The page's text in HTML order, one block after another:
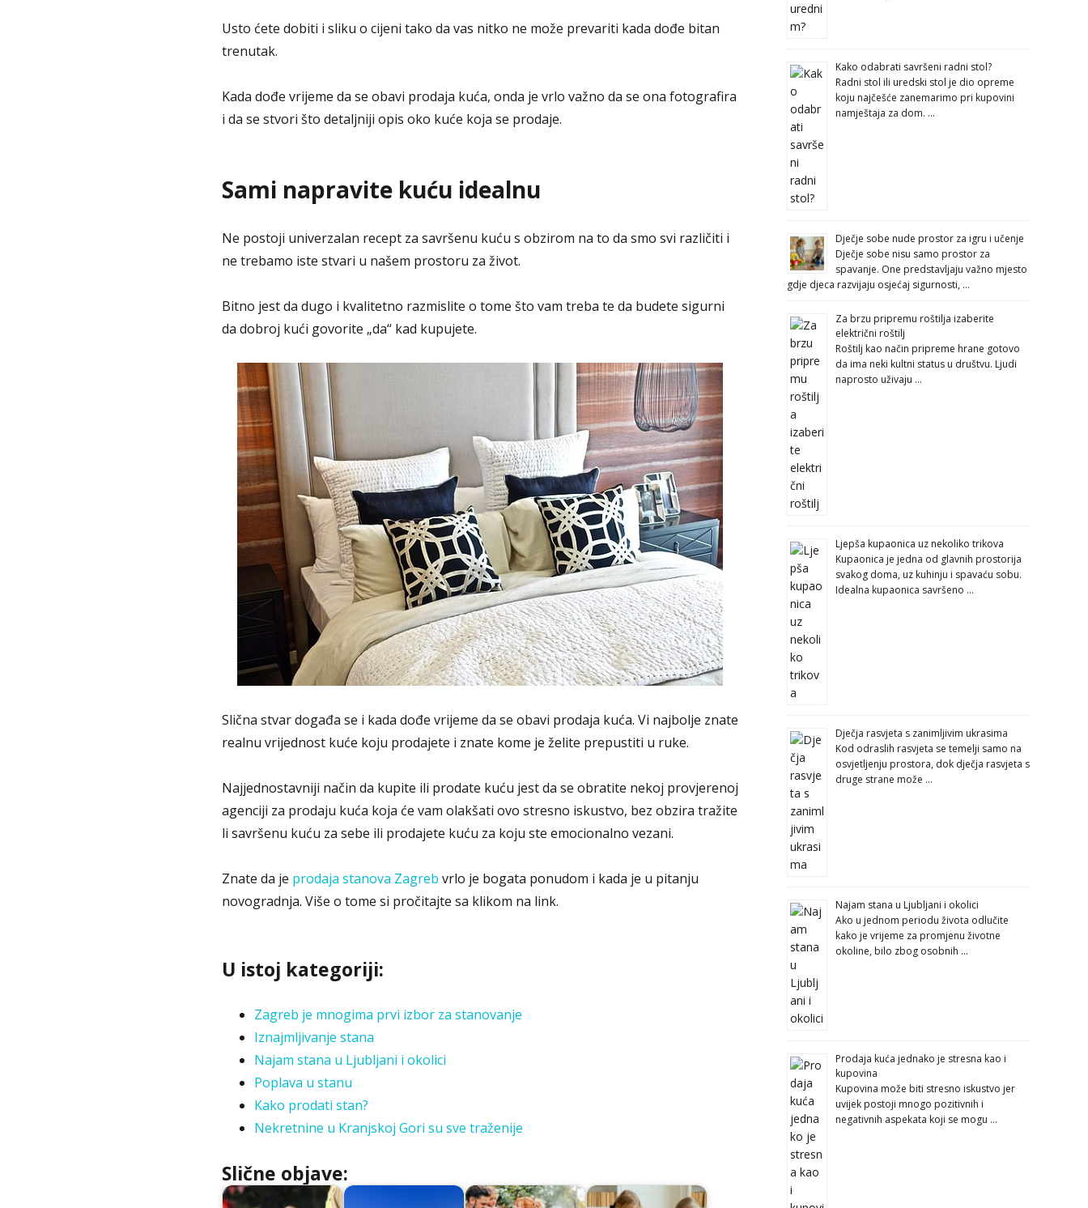
Usto ćete dobiti i sliku o cijeni tako da vas nitko ne može prevariti kada dođe bitan
trenutak.
Kada dođe vrijeme da se obavi prodaja kuća, onda je vrlo važno da se ona fotografira
i da se stvori što detaljniji opis oko kuće koja se prodaje.
Sami napravite kuću idealnu
Ne postoji univerzalan recept za savršenu kuću s obzirom na to da smo svi različiti i
ne trebamo iste stvari u našem prostoru za život.
Bitno jest da dugo i kvalitetno razmislite o tome što vam treba te da budete sigurni
da dobroj kući govorite „da“ kad kupujete.
Slična stvar događa se i kada dođe vrijeme da se obavi prodaja kuća. Vi najbolje znate
realnu vrijednost kuće koju prodajete i znate kome je želite prepustiti u ruke.
Najjednostavniji način da kupite ili prodate kuću jest da se obratite nekoj provjerenoj
agenciji za prodaju kuća koja će vam olakšati ovo stresno iskustvo, bez obzira tražite
li savršenu kuću za sebe ili prodajete kuću za koju ste emocionalno vezani.
Znate da je prodaja stanova Zagreb vrlo je bogata ponudom i kada je u pitanju
novogradnja. Više o tome si pročitajte sa klikom na link.
U istoj kategoriji:
Zagreb je mnogima prvi izbor za stanovanje
Iznajmljivanje stana
Najam stana u Ljubljani i okolici
Poplava u stanu
Kako prodati stan?
Nekretnine u Kranjskoj Gori su sve traženije
Slične objave:
Kako odabrati savršeni radni stol?
Radni stol ili uredski stol je dio opreme
koju najčešće zanemarimo pri kupovini
namještaja za dom. …
Dječje sobe nude prostor za igru i učenje
Dječje sobe nisu samo prostor za
spavanje. One predstavljaju važno mjesto
gdje djeca razvijaju osjećaj sigurnosti, …
Za brzu pripremu roštilja izaberite
električni roštilj
Roštilj kao način pripreme hrane gotovo
da ima neki kultni status u društvu. Ljudi
naprosto uživaju …
Ljepša kupaonica uz nekoliko trikova
Kupaonica je jedna od glavnih prostorija
svakog doma, uz kuhinju i spavaću sobu.
Idealna kupaonica savršeno …
Dječja rasvjeta s zanimljivim ukrasima
Kod odraslih rasvjeta se temelji samo na
osvjetljenju prostora, dok dječja rasvjeta s
druge strane može …
Najam stana u Ljubljani i okolici
Ako u jednom periodu života odlučite
kako je vrijeme za promjenu životne
okoline, bilo zbog osobnih …
Prodaja kuća jednako je stresna kao i
kupovina
Kupovina može biti stresno iskustvo jer
uvijek postoji mnogo pozitivnih i
negativnih aspekata koji se mogu …